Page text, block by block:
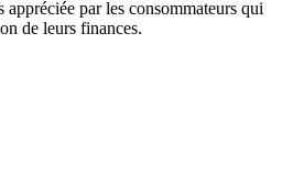
par les consommateurs qui
de leurs finances.